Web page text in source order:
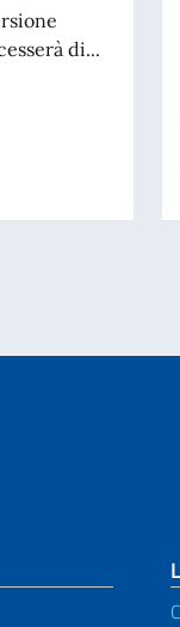
di...
d’identità cartacea